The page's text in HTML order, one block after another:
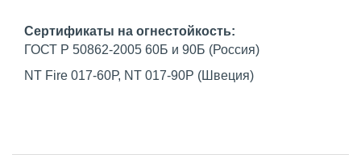
Сертификаты на огнестойкость:
ГОСТ Р 50862-2005 60Б и 90Б (Россия)
NT Fire 017-60Р, NT 017-90P (Швеция)